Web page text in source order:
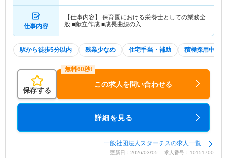
仕事内容
【仕事内容】 保育園における栄養士としての業務全
般 ■献立作成 ■成長曲線の入…
駅から徒歩5分以内 残業少なめ 住宅手当・補助 積極採用中
保存する
この求人を問い合わせる
詳細を見る
一般社団法人スターチスの求人一覧
更新日：2026/03/05 求人番号：10151700